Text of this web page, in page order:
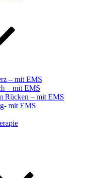
– mit EMS
– mit EMS
Rücken – mit EMS
mit EMS